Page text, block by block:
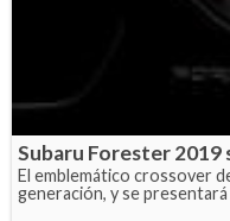
Subaru Forester 2019
El emblemático crossover
generación, y se